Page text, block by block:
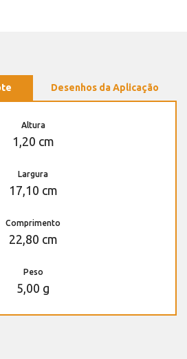
Desenhos da Aplicação
Altura
1,20 cm
Largura
17,10 cm
Comprimento
22,80 cm
Peso
5,00 g